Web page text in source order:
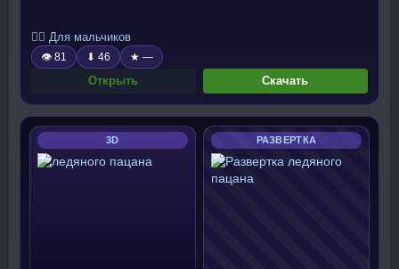
🧍‍♂️ Для мальчиков
👁 81 ⬇ 46 ★ —
Открыть Скачать
3D РАЗВЕРТКА